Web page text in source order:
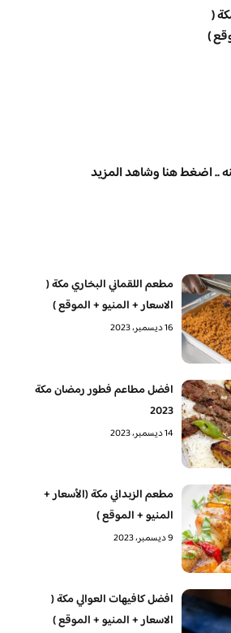
(
)
.. اضغط هنا وشاهد المزيد
مطعم اللقماني البخاري مكة (
الاسعار + المنيو + الموقع )
16 ديسمبر، 2023
افضل مطاعم فطور رمضان مكة
2023
14 ديسمبر، 2023
مطعم الزبداني مكة (الأسعار +
المنيو + الموقع )
9 ديسمبر، 2023
افضل كافيهات العوالي مكة (
الاسعار + المنيو + الموقع )